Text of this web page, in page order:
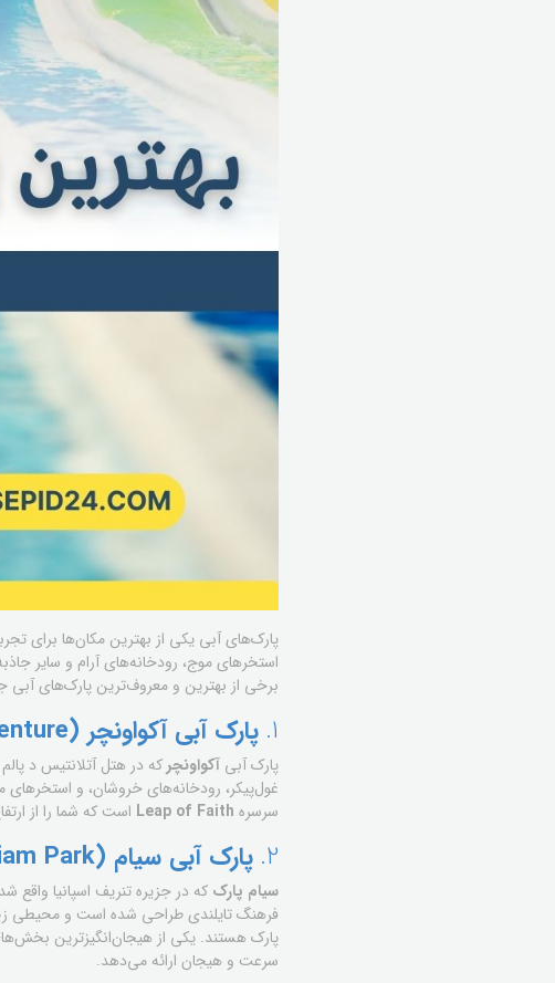
پارک‌های آبی یکی از بهترین مکان‌ها برای
استخرهای موج، رودخانه‌های آرام و سایر
برخی از بهترین و معروف‌ترین پارک‌های آبی
1. پارک آبی آکواونچر (Aquaventure) – دبی، امارات متحده عربی
پارک آبی آکواونچرکه در هتل آتلانتیس د
غول‌پیکر، رودخانه‌های خروشان، و
سرسره Leap of Faith است که شما را از
2. پارک آبی سیام (Siam Park) – تنریف، اسپانیا
سیام پارک که در جزیره تنریف اسپانیا واقع
فرهنگ تایلندی طراحی شده است و محیطی
پارک هستند. یکی از هیجان‌انگیزترین
سرعت و هیجان ارائه می‌دهد.